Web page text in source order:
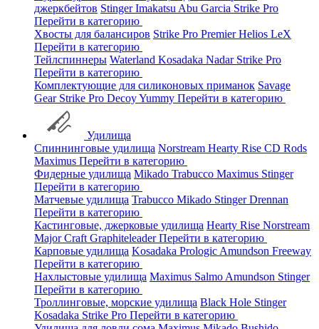
джеркбейтов StingerImakatsu Abu Garcia Strike Pro
Перейти в категорию
Хвосты для балансиров Strike Pro PremierHelios LeX
Перейти в категорию
Тейлспиннеры Waterland Kosadaka Nadar Strike Pro
Перейти в категорию
Комплектующие для силиконовых приманок Savage
Gear Strike Pro DecoyYummy Перейти в категорию
Удилища
Спиннинговые удилища Norstream Hearty Rise CD Rods
Maximus Перейти в категорию
Фидерные удилища Mikado Trabucco Maximus Stinger
Перейти в категорию
Матчевые удилища Trabucco Mikado StingerDrennan
Перейти в категорию
Кастинговые, джерковые удилища Hearty Rise Norstream
Major Craft GraphiteleaderПерейти в категорию
Карповые удилища Kosadaka Prologic Amundson Freeway
Перейти в категорию
Нахлыстовые удилища Maximus Salmo Amundson Stinger
Перейти в категорию
Троллинговые, морские удилища Black Hole Stinger
Kosadaka Strike Pro Перейти в категорию